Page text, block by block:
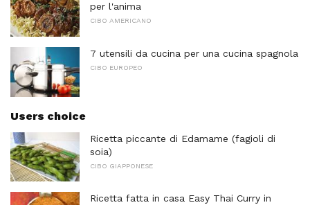
per l'anima
CIBO AMERICANO
7 utensili da cucina per una cucina spagnola
CIBO EUROPEO
Users choice
Ricetta piccante di Edamame (fagioli di
soia)
CIBO GIAPPONESE
Ricetta fatta in casa Easy Thai Curry in